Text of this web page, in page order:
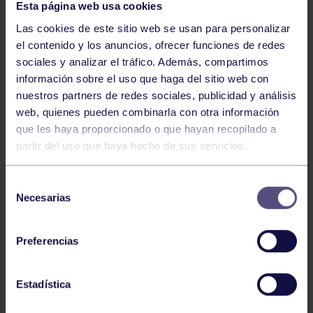
Esta página web usa cookies
Las cookies de este sitio web se usan para personalizar
el contenido y los anuncios, ofrecer funciones de redes
sociales y analizar el tráfico. Además, compartimos
información sobre el uso que haga del sitio web con
nuestros partners de redes sociales, publicidad y análisis
web, quienes pueden combinarla con otra información
que les haya proporcionado o que hayan recopilado a
partir del uso que haya hecho de sus servicios.
Necesarias
Preferencias
Estadística
Tenis 05 Ago 2026
VII TORNEO ABANCA